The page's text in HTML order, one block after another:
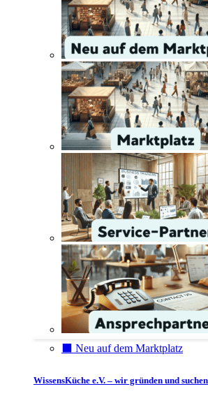
⬛️ Neu auf dem Marktplatz
WissensKüche e.V. – wir gründen und